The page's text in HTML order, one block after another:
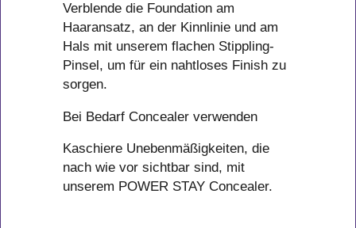
Verblende die Foundation am
Haaransatz, an der Kinnlinie und am
Hals mit unserem flachen Stippling-
Pinsel, um für ein nahtloses Finish zu
sorgen.
Bei Bedarf Concealer verwenden
Kaschiere Unebenmäßigkeiten, die
nach wie vor sichtbar sind, mit
unserem POWER STAY Concealer.